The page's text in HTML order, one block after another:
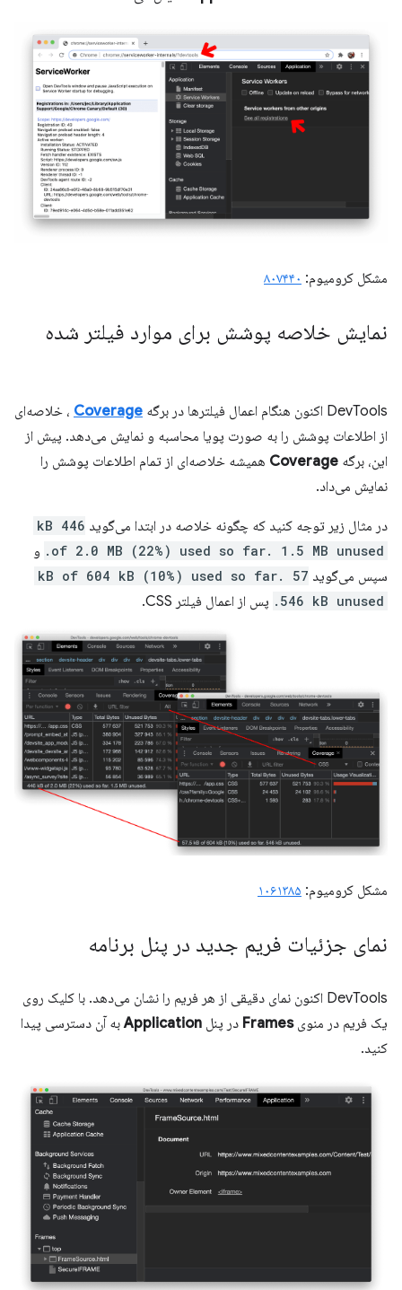
مشکل کرومیوم: ۸۰۷۴۴۰
نمایش خلاصه پوشش برای موارد فیلتر شده
DevTools اکنون هنگام اعمال فیلترها در برگه Coverage ، خلاصه‌ای
از اطلاعات پوشش را به صورت پویا محاسبه و نمایش می‌دهد. پیش از
این، برگه Coverage همیشه خلاصه‌ای از تمام اطلاعات پوشش را
نمایش می‌داد.
در مثال زیر توجه کنید که چگونه خلاصه در ابتدا می‌گوید
446 kB
of 2.0 MB (22%) used so far. 1.5 MB unused.
و
سپس می‌گوید
57 kB of 604 kB (10%) used so far.
546 kB unused.
پس از اعمال فیلتر CSS.
مشکل کرومیوم: ۱۰۶۱۳۸۵
نمای جزئیات فریم جدید در پنل برنامه
DevTools اکنون نمای دقیقی از هر فریم را نشان می‌دهد. با کلیک روی
یک فریم در منویFrames در پنل Applicationبه آن دسترسی پیدا
کنید.